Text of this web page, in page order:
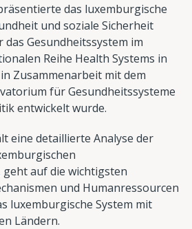
das luxemburgische
und soziale Sicherheit
Gesundheitssystem im
Reihe Health Systems in
Zusammenarbeit mit dem
für Gesundheitssysteme
entwickelt wurde.
eine detaillierte Analyse der
geht auf die wichtigsten
und Humanressourcen
luxemburgische System mit
Ländern.